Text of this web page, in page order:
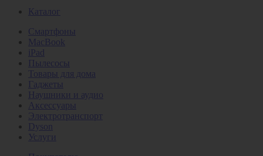
Каталог
Смартфоны
MacBook
iPad
Пылесосы
Товары для дома
Гаджеты
Наушники и аудио
Аксессуары
Электротранспорт
Dyson
Услуги